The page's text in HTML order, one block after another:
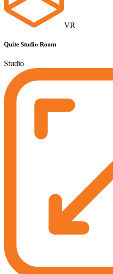
VR
Quite Studio Room
Studio